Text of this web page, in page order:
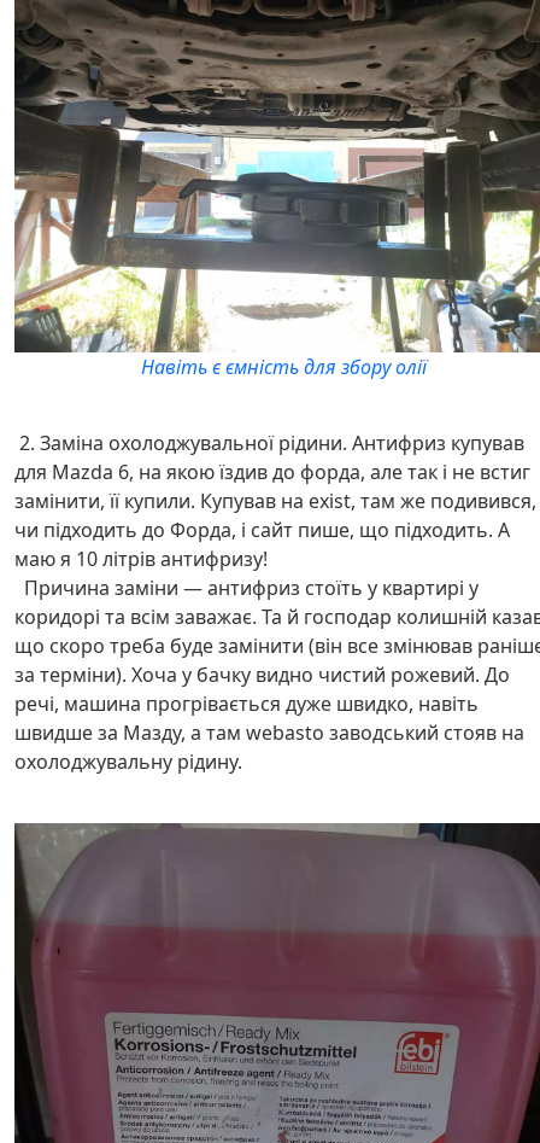
Навіть є ємність для збору олії
2. Заміна охолоджувальної рідини. Антифриз купував
для Mazda 6, на якою їздив до форда, але так і не встиг
замінити, її купили. Купував на exist, там же подивився,
чи підходить до Форда, і сайт пише, що підходить. А
маю я 10 літрів антифризу!
Причина заміни — антифриз стоїть у квартирі у
коридорі та всім заважає. Та й господар колишній
що скоро треба буде замінити (він все змінював
за терміни). Хоча у бачку видно чистий рожевий. До
речі, машина прогрівається дуже швидко, навіть
швидше за Мазду, а там webasto заводський стояв на
охолоджувальну рідину.